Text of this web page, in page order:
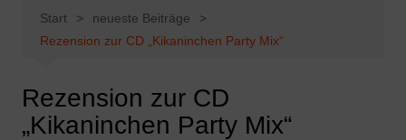
Start
neueste Beiträge
Rezension zur CD „Kikaninchen Party Mix“
Rezension zur CD
„Kikaninchen Party Mix“